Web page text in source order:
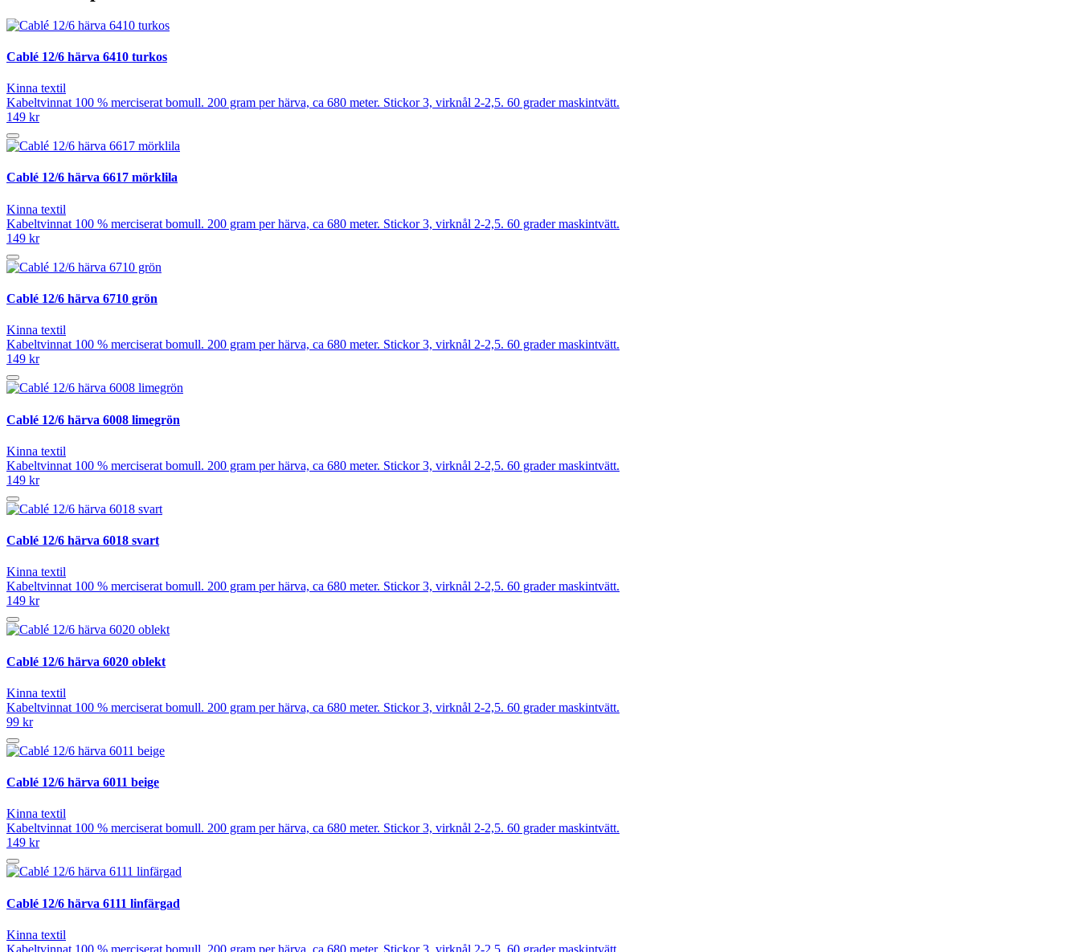
Cablé 12/6 härva 6410 turkos
Kinna textil
Kabeltvinnat 100 % merciserat bomull. 200 gram per härva, ca 680 meter. Stickor 3, virknål 2-2,5. 60 grader maskintvätt.
149 kr
Cablé 12/6 härva 6617 mörklila
Kinna textil
Kabeltvinnat 100 % merciserat bomull. 200 gram per härva, ca 680 meter. Stickor 3, virknål 2-2,5. 60 grader maskintvätt.
149 kr
Cablé 12/6 härva 6710 grön
Kinna textil
Kabeltvinnat 100 % merciserat bomull. 200 gram per härva, ca 680 meter. Stickor 3, virknål 2-2,5. 60 grader maskintvätt.
149 kr
Cablé 12/6 härva 6008 limegrön
Kinna textil
Kabeltvinnat 100 % merciserat bomull. 200 gram per härva, ca 680 meter. Stickor 3, virknål 2-2,5. 60 grader maskintvätt.
149 kr
Cablé 12/6 härva 6018 svart
Kinna textil
Kabeltvinnat 100 % merciserat bomull. 200 gram per härva, ca 680 meter. Stickor 3, virknål 2-2,5. 60 grader maskintvätt.
149 kr
Cablé 12/6 härva 6020 oblekt
Kinna textil
Kabeltvinnat 100 % merciserat bomull. 200 gram per härva, ca 680 meter. Stickor 3, virknål 2-2,5. 60 grader maskintvätt.
99 kr
Cablé 12/6 härva 6011 beige
Kinna textil
Kabeltvinnat 100 % merciserat bomull. 200 gram per härva, ca 680 meter. Stickor 3, virknål 2-2,5. 60 grader maskintvätt.
149 kr
Cablé 12/6 härva 6111 linfärgad
Kinna textil
Kabeltvinnat 100 % merciserat bomull. 200 gram per härva, ca 680 meter. Stickor 3, virknål 2-2,5. 60 grader maskintvätt.